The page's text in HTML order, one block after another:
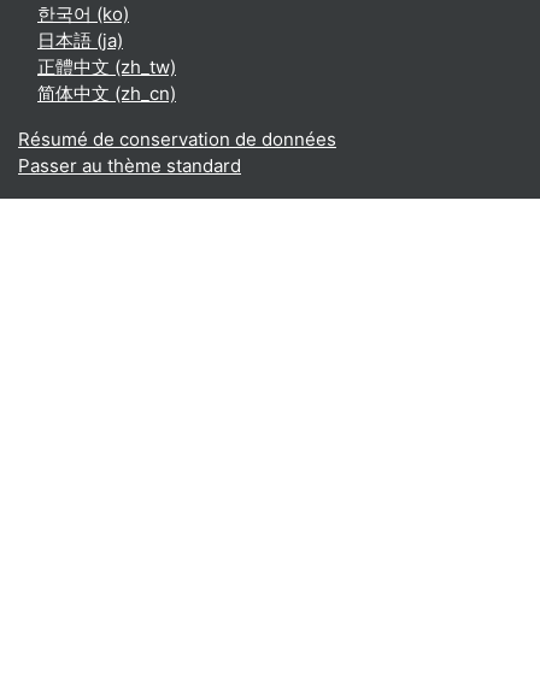
한국어 ‎(ko)‎
日本語 ‎(ja)‎
正體中文 ‎(zh_tw)‎
简体中文 ‎(zh_cn)‎
Résumé de conservation de données
Passer au thème standard